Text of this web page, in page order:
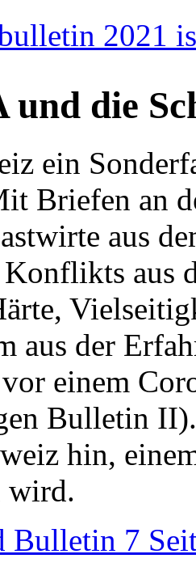
2021
und die
ein
Briefen an
aus
aus
aus der
einem
Bulletin
hin,
wird.
Bulletin 7